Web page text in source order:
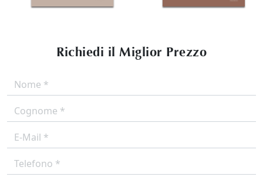
Richiedi il Miglior Prezzo